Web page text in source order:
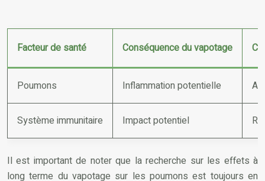
Facteur de santé Conséquence du vapotage
Poumons Inflammation potentielle
Système immunitaire Impact potentiel
Il est important de noter que la recherche sur les effets à
long terme du vapotage sur les poumons est toujours en